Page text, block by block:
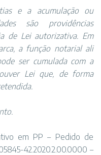
e a acumulação ou
são providências
de Lei autorizativa. Em
a função notarial ali
ser cumulada com a
Lei que, de forma
em PP – Pedido de
42.2020.2.00.0000 –